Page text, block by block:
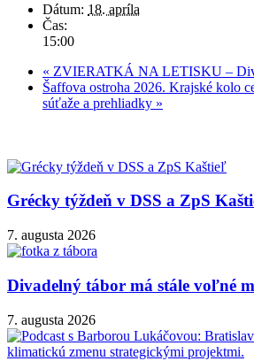
Dátum: 18. apríla
Čas:
15:00
« ZVIERATKÁ NA LETISKU –
Šaffova ostroha 2026. Krajské kolo
súťaže a prehliadky »
Grécky týždeň v DSS a ZpS
7. augusta 2026
Divadelný tábor má stále voľné
7. augusta 2026